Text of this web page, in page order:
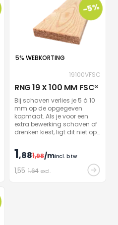
-5%
5% WEBKORTING
19100VFSC
RNG 19 X 100 MM FSC®
Bij schaven verlies je 5 à 10
mm op de opgegeven
kopmaat. Als je voor een
extra bewerking schaven of
drenken kiest, ligt dit niet op
hoogte van zodra je hout
bewerkt is.
1,881,98/mincl. btw
1,55 1.64 excl.